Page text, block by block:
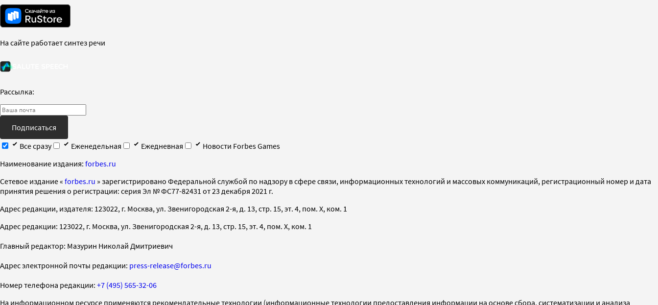
На сайте работает синтез речи
Рассылка:
Подписаться
Все сразу
Еженедельная Ежедневная
Новости Forbes Games
Наименование издания: forbes.ru
Cетевое издание « forbes.ru » зарегистрировано Федеральной службой по надзору в сфере связи, информационных технологий и массовых коммуникаций, регистрационный номер и дата
принятия решения о регистрации: серия Эл № ФС77-82431 от 23 декабря 2021 г.
Адрес редакции, издателя: 123022, г. Москва, ул. Звенигородская 2-я, д. 13, стр. 15, эт. 4, пом. X, ком. 1
Адрес редакции: 123022, г. Москва, ул. Звенигородская 2-я, д. 13, стр. 15, эт. 4, пом. X, ком. 1
Главный редактор: Мазурин Николай Дмитриевич
Адрес электронной почты редакции: press-release@forbes.ru
Номер телефона редакции: +7 (495) 565-32-06
На информационном ресурсе применяются рекомендательные технологии (информационные технологии предоставления информации на основе сбора, систематизации и анализа